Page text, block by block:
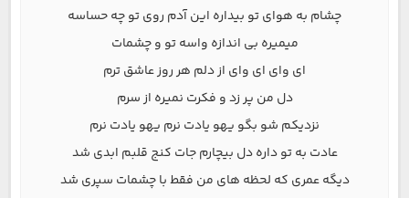
چشام به هوای تو بیداره این آدم روی تو چه حساسه
میمیره بی اندازه واسه تو و چشمات
ای وای ای وای از دلم هر روز عاشق ترم
دل من پر زد و فکرت نمیره از سرم
نزدیکم شو بگو یهو یادت نرم یهو یادت نرم
عادت به تو داره دل بیچارم جات کنج قلبم ابدی شد
دیگه عمری که لحظه های من فقط با چشمات سپری شد